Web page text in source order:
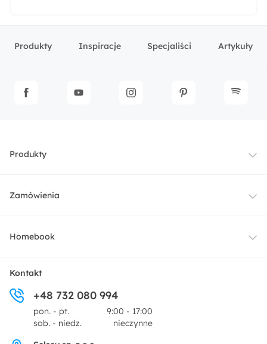
Produkty Inspiracje Specjaliści Artykuły
Produkty
Meble
Dekoracje i akcesoria
Zamówienia
Dostawa
Zwroty
Pytania i odpowiedzi
Homebook
O nas
Centrum prasowe
Kontakt
+48 732 080 994
pon. - pt.
9:00 - 17:00
sob. - niedz.
nieczynne